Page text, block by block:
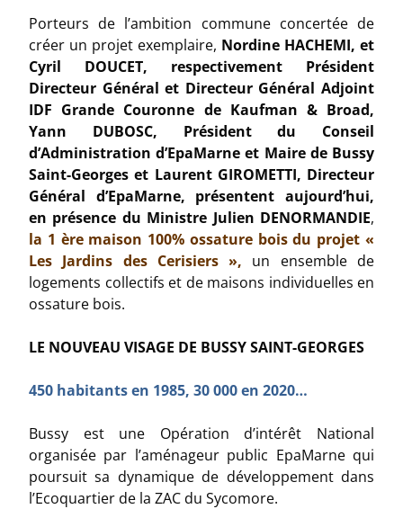
Porteurs de l’ambition commune concertée de
créer un projet exemplaire, Nordine HACHEMI, et
Cyril DOUCET, respectivement Président
Directeur Général et Directeur Général Adjoint
IDF Grande Couronne de Kaufman & Broad,
Yann DUBOSC, Président du Conseil
d’Administration d’EpaMarne et Maire de Bussy
Saint-Georges et Laurent GIROMETTI, Directeur
Général d’EpaMarne, présentent aujourd’hui,
en présence du Ministre Julien DENORMANDIE,
la 1 ère maison 100% ossature bois du projet «
Les Jardins des Cerisiers », un ensemble de
logements collectifs et de maisons individuelles en
ossature bois.
LE NOUVEAU VISAGE DE BUSSY SAINT-GEORGES
450 habitants en 1985, 30 000 en 2020…
Bussy est une Opération d’intérêt National
organisée par l’aménageur public EpaMarne qui
poursuit sa dynamique de développement dans
l’Ecoquartier de la ZAC du Sycomore.